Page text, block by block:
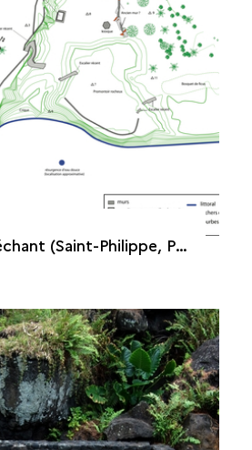
(Saint-Philippe, Puits des Français)